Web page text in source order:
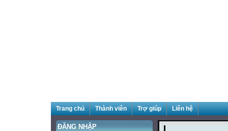
Trang chủ Thành viên Trợ giúp Liên hệ
ĐĂNG NHẬP